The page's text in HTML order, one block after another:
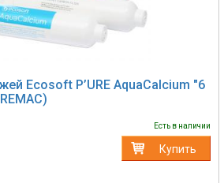
Ecosoft P’URE AquaCalcium "6
Есть в наличии
Купить